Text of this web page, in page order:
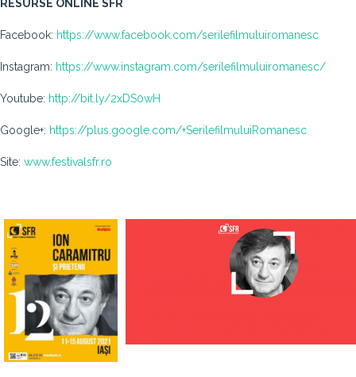
RESURSE ONLINE SFR
Facebook: https://www.facebook.com/serilefilmuluiromanesc
Instagram: https://www.instagram.com/serilefilmuluiromanesc/
Youtube: http://bit.ly/2xDS0wH
Google+: https://plus.google.com/+SerilefilmuluiRomanesc
Site: www.festivalsfr.ro